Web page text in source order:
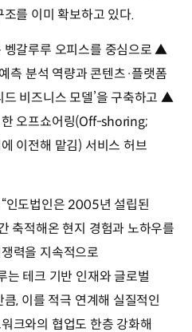
를 이미 확보하고 있다.
벵갈루루 오피스를 중심으로 ▲
측 분석 역량과 콘텐츠·플랫폼
드 비즈니스 모델’을 구축하고 ▲
오프쇼어링(Off-shoring;
이전해 맡김) 서비스 허브
인도법인은 2005년 설립된
축적해온 현지 경험과 노하우를
력을 지속적으로
는 테크 기반 인재와 글로벌
, 이를 적극 연계해 실질적인
크와의 협업도 한층 강화해